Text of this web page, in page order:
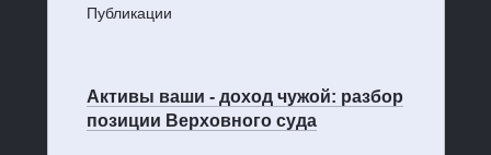
Публикации
Активы ваши - доход чужой: разбор
позиции Верховного суда